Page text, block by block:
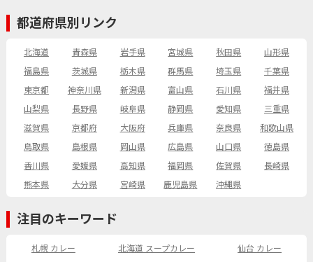
都道府県別リンク
北海道 青森県 岩手県 宮城県 秋田県
山形県
福島県
茨城県 栃木県 群馬県 埼玉県
千葉県
東京都
神奈川県 新潟県 富山県 石川県
福井県
山梨県
長野県 岐阜県 静岡県 愛知県
三重県
滋賀県
京都府 大阪府 兵庫県 奈良県
和歌山県
鳥取県
島根県 岡山県 広島県 山口県
徳島県
香川県
愛媛県 高知県 福岡県 佐賀県
長崎県
熊本県
大分県 宮崎県 鹿児島県 沖縄県
注目のキーワード
札幌 カレー 北海道 スープカレー
仙台 カレー